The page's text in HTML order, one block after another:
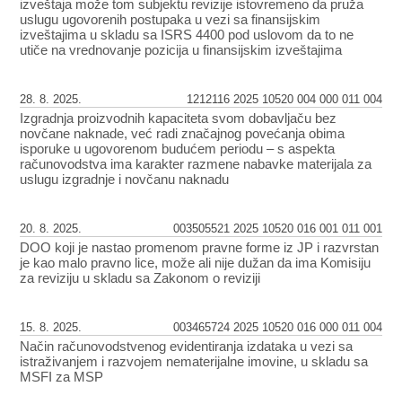
izveštaja može tom subjektu revizije istovremeno da pruža
uslugu ugovorenih postupaka u vezi sa finansijskim
izveštajima u skladu sa ISRS 4400 pod uslovom da to ne
utiče na vrednovanje pozicija u finansijskim izveštajima
Izgradnja proizvodnih kapaciteta svom dobavljaču bez
novčane naknade, već radi značajnog povećanja obima
isporuke u ugovorenom budućem periodu – s aspekta
računovodstva ima karakter razmene nabavke materijala za
uslugu izgradnje i novčanu naknadu
28. 8. 2025. 1212116 2025 10520 004 000 011 004
DOO koji je nastao promenom pravne forme iz JP i razvrstan
je kao malo pravno lice, može ali nije dužan da ima Komisiju
za reviziju u skladu sa Zakonom o reviziji
20. 8. 2025. 003505521 2025 10520 016 001 011 001
Način računovodstvenog evidentiranja izdataka u vezi sa
istraživanjem i razvojem nematerijalne imovine, u skladu sa
MSFI za MSP
15. 8. 2025. 003465724 2025 10520 016 000 011 004